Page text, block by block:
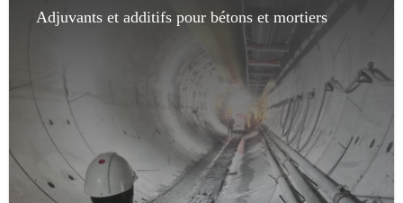
Adjuvants et additifs pour bétons et mortiers